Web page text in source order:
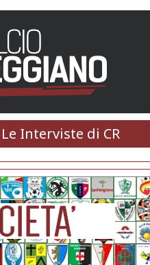
Le Interviste di CR